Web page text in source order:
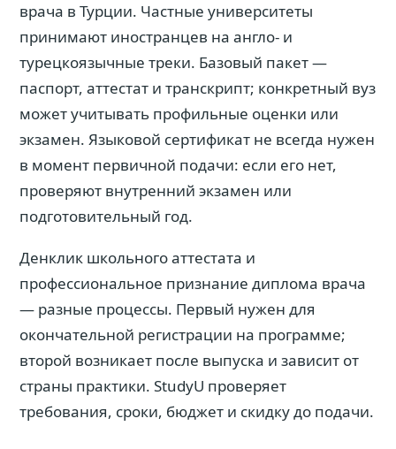
врача в Турции. Частные университеты
принимают иностранцев на англо- и
турецкоязычные треки. Базовый пакет —
паспорт, аттестат и транскрипт; конкретный вуз
может учитывать профильные оценки или
экзамен. Языковой сертификат не всегда нужен
в момент первичной подачи: если его нет,
проверяют внутренний экзамен или
подготовительный год.
Денклик школьного аттестата и
профессиональное признание диплома врача
— разные процессы. Первый нужен для
окончательной регистрации на программе;
второй возникает после выпуска и зависит от
страны практики. StudyU проверяет
требования, сроки, бюджет и скидку до подачи.